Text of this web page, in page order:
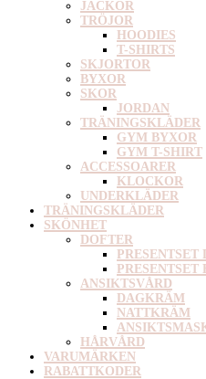
JACKOR
TRÖJOR
HOODIES
T-SHIRTS
SKJORTOR
BYXOR
SKOR
JORDAN
TRÄNINGSKLÄDER
GYM BYXOR
GYM T-SHIRT
ACCESSOARER
KLOCKOR
UNDERKLÄDER
TRÄNINGSKLÄDER
SKÖNHET
DOFTER
PRESENTSET
PRESENTSET
ANSIKTSVÅRD
DAGKRÄM
NATTKRÄM
HÅRVÅRD
VARUMÄRKEN
RABATTKODER